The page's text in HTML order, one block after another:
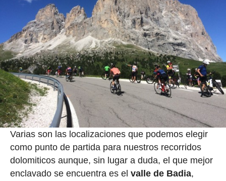
Varias son las localizaciones que podemos elegir
como punto de partida para nuestros recorridos
dolomiticos aunque, sin lugar a duda, el que mejor
enclavado se encuentra es el valle de Badia,